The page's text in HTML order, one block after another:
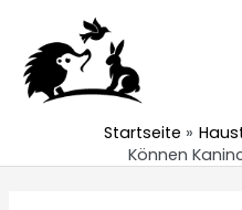
springen
Startseite
Können